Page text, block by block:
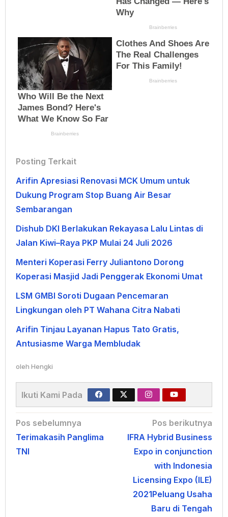
Posting Terkait
Arifin Apresiasi Renovasi MCK Umum untuk
Dukung Program Stop Buang Air Besar
Sembarangan
Dishub DKI Berlakukan Rekayasa Lalu Lintas di
Jalan Kiwi–Raya PKP Mulai 24 Juli 2026
Menteri Koperasi Ferry Juliantono Dorong
Koperasi Masjid Jadi Penggerak Ekonomi Umat
LSM GMBI Soroti Dugaan Pencemaran
Lingkungan oleh PT Wahana Citra Nabati
Arifin Tinjau Layanan Hapus Tato Gratis,
Antusiasme Warga Membludak
oleh Hengki
Ikuti Kami Pada
Navigasi
pos
Pos sebelumnya
Terimakasih Panglima
TNI
Pos berikutnya
IFRA Hybrid Business
Expo in conjunction
with Indonesia
Licensing Expo (ILE)
2021Peluang Usaha
Baru di Tengah